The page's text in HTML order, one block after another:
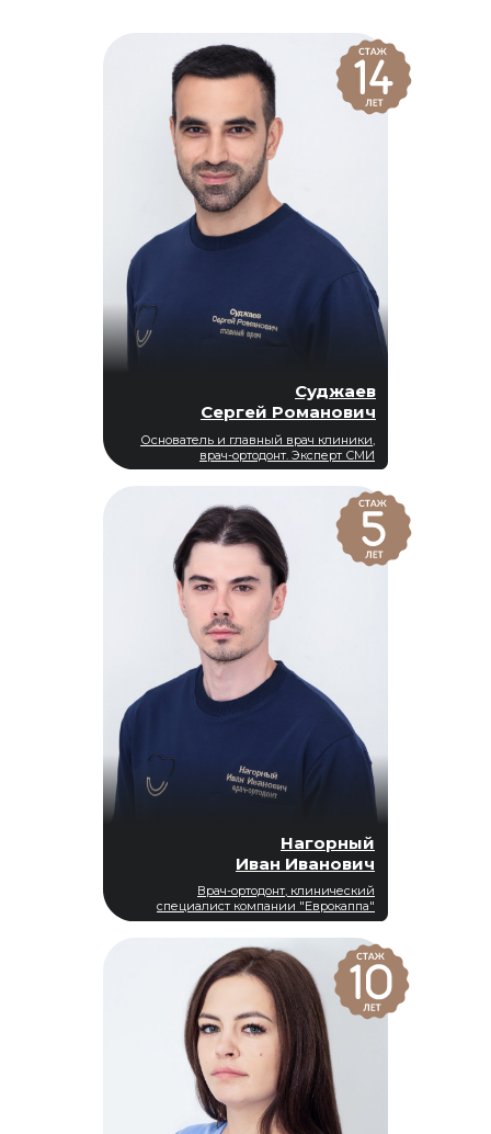
Врач-ортодонт, клинический
специалист компании "Еврокаппа"
Нагорный
Иван Иванович
Основатель и главный врач клиники,
врач-ортодонт. Эксперт СМИ
Суджаев
Сергей Романович